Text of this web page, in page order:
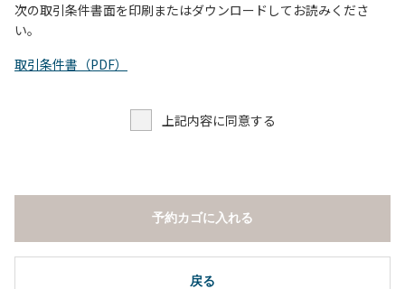
次の取引条件書面を印刷またはダウンロードしてお読みくださ
い。
取引条件書（PDF）
上記内容に同意する
戻る
予約カゴに入れる